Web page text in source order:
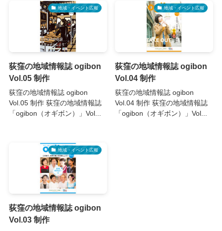
地域・イベント広報
荻窪の地域情報誌 ogibon
Vol.05 制作
荻窪の地域情報誌 ogibon
Vol.05 制作 荻窪の地域情報誌
「ogibon（オギボン）」Vol...
地域・イベント広報
荻窪の地域情報誌 ogibon
Vol.04 制作
荻窪の地域情報誌 ogibon
Vol.04 制作 荻窪の地域情報誌
「ogibon（オギボン）」Vol...
地域・イベント広報
荻窪の地域情報誌 ogibon
Vol.03 制作